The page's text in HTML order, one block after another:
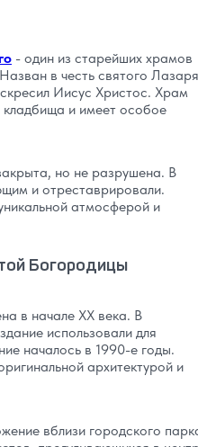
- один из старейших храмов
в честь святого
Иисус Христос. Храм
кладбища и имеет особое
но не разрушена. В
и отреставрировали.
атмосферой и
Богородицы
в начале XX века. В
использовали для
началось в 1990-е годы.
архитектурой и
вблизи городского